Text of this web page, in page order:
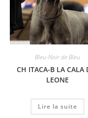
Bleu-Noir de Bleu
CH ITACA-B LA CALA
LEONE
Lire la suite